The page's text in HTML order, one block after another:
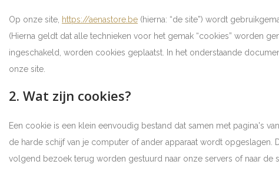
Op onze site, https://aenastore.be (hierna: “de site”) wordt
(Hierna geldt dat alle technieken voor het gemak “cookies” worden
ingeschakeld, worden cookies geplaatst. In het onderstaande
onze site.
2. Wat zijn cookies?
Een cookie is een klein eenvoudig bestand dat samen met pagina's
de harde schijf van je computer of ander apparaat wordt opgeslagen.
volgend bezoek terug worden gestuurd naar onze servers of naar de